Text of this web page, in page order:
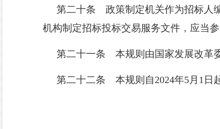
第二十条 政策制定机关作为招标人
机构制定招标投标交易服务文件，应当
第二十一条 本规则由国家发展改革
第二十二条 本规则自2024年5月1日